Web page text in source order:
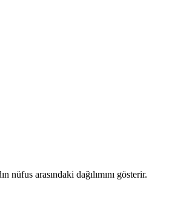
arasındaki dağılımını gösterir.